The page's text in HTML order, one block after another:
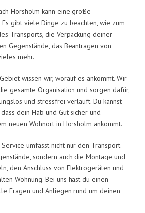
Horsholm kann eine große
gibt viele Dinge zu beachten, wie zum
Transports, die Verpackung deiner
Gegenstände, das Beantragen von
mehr.
wissen wir, worauf es ankommt. Wir
gesamte Organisation und sorgen dafür,
und stressfrei verläuft. Du kannst
dein Hab und Gut sicher und
neuen Wohnort in Horsholm ankommt.
umfasst nicht nur den Transport
sondern auch die Montage und
den Anschluss von Elektrogeräten und
Wohnung. Bei uns hast du einen
Fragen und Anliegen rund um deinen